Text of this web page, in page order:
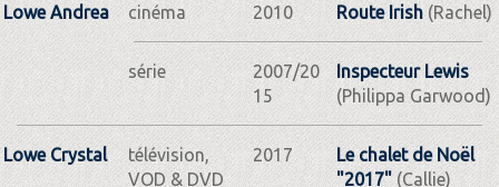
Lowe Andrea cinéma 2010 Route Irish(Rachel)
série
2007/20
15
Inspecteur Lewis
(Philippa Garwood)
Lowe Crystal
télévision,
VOD & DVD
2017
Le chalet de Noël
"2017"(Callie)